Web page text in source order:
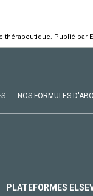
Publié par
NOS FORMULES
PLATEFORMES